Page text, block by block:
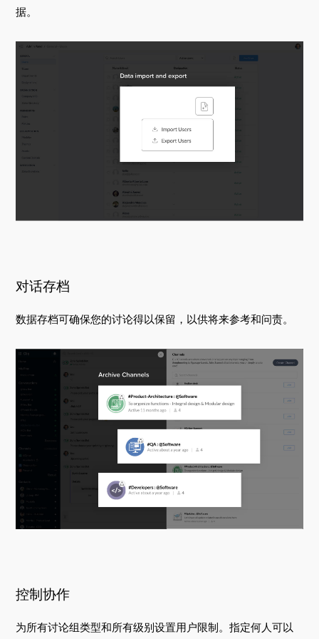
据。
对话存档
数据存档可确保您的讨论得以保留，以供将来参考和问责。
控制协作
为所有讨论组类型和所有级别设置用户限制。指定何人可以